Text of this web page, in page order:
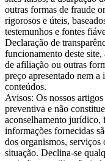
outras formas de fraude
rigorosos e úteis,
testemunhos e fontes
Declaração de
funcionamento deste
de afiliação ou outras
preço apresentado nem
conteúdos.
Avisos: Os nossos
preventiva e não
aconselhamento jurídico,
informações fornecidas
dos organismos, serviços
situação. Declina-se